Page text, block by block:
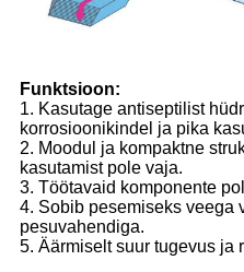
Funktsioon:
1. Kasutage antiseptilist
korrosioonikindel ja pika
2. Moodul ja kompaktne
kasutamist pole vaja.
3. Töötavaid komponente
4. Sobib pesemiseks veega
pesuvahendiga.
5. Äärmiselt suur tugevus ja